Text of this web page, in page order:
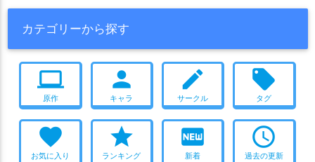
カテゴリーから探す
computer
原作
person
キャラ
create
サークル
local_offer
タグ
favorite
お気に入り
star
ランキング
fiber_new
新着
access_time
過去の更新